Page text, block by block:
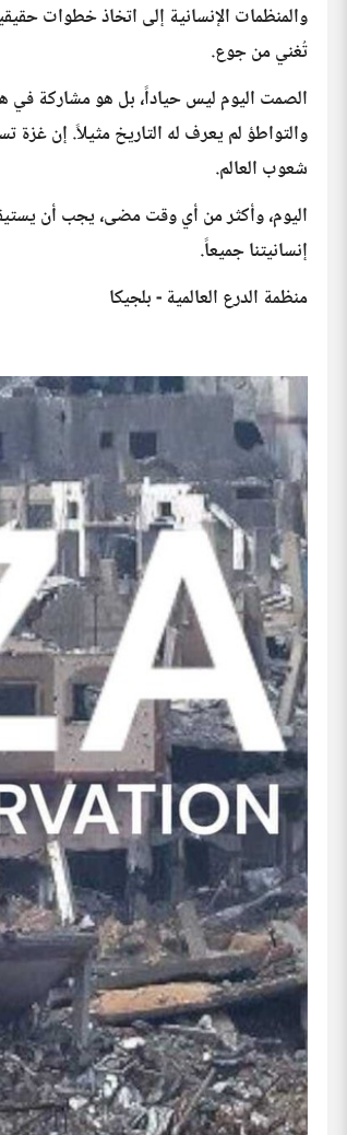
والمنظمات الإنسانية إلى اتخاذ خطوات
تُغني من جوع.
الصمت اليوم ليس حياداً، بل هو مشاركة في
والتواطؤ لم يعرف له التاريخ مثيلاً. إن
شعوب العالم.
اليوم، وأكثر من أي وقت مضى، يجب أن
إنسانيتنا جميعاً.
منظمة الدرع العالمية - بلجيكا